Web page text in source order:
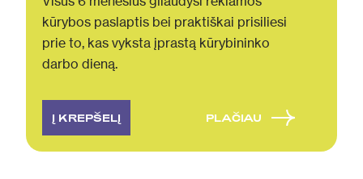
kūrybos paslaptis bei praktiškai prisiliesi
prie to, kas vyksta įprastą kūrybininko
darbo dieną.
Į KREPŠELĮ PLAČIAU